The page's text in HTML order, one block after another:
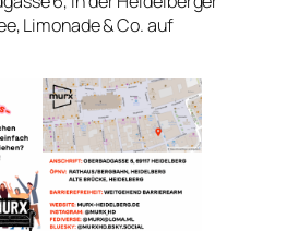
Limonade & Co. auf